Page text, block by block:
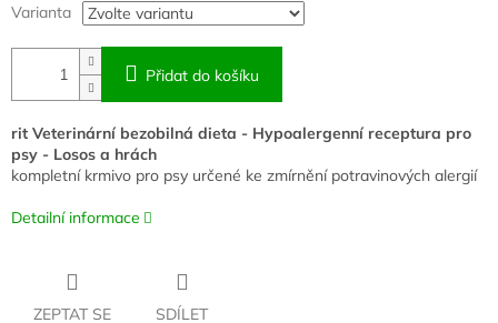
Varianta
Přidat do košíku
rit Veterinární bezobilná dieta - Hypoalergenní receptura pro
psy - Losos a hrách
kompletní krmivo pro psy určené ke zmírnění potravinových alergií
Detailní informace
ZEPTAT SE SDÍLET